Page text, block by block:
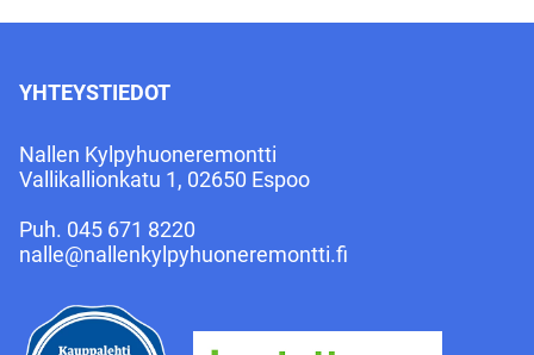
YHTEYSTIEDOT
Nallen Kylpyhuoneremontti
Vallikallionkatu 1, 02650 Espoo
Puh. 045 671 8220
nalle@nallenkylpyhuoneremontti.fi